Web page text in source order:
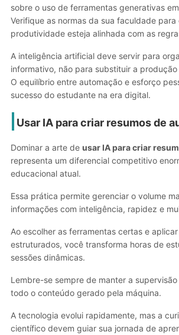
sobre o uso de ferramentas generativas
Verifique as normas da sua faculdade
produtividade esteja alinhada com as
A inteligência artificial deve servir para
informativo, não para substituir a
O equilíbrio entre automação e esforço
sucesso do estudante na era digital.
Usar IA para criar resumos de
Dominar a arte de usar IA para criar
representa um diferencial competitivo
educacional atual.
Essa prática permite gerenciar o volume
informações com inteligência, rapidez e
Ao escolher as ferramentas certas e
estruturados, você transforma horas de
sessões dinâmicas.
Lembre-se sempre de manter a
todo o conteúdo gerado pela máquina.
A tecnologia evolui rapidamente, mas a
científico devem guiar sua jornada de